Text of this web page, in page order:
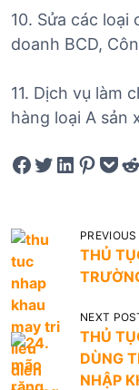
10. Sửa các
doanh BCD,
11. Dịch vụ làm
hàng loại A sản
Share on Facebook Tweet on Twitter Share on LinkedIn Pin on Pinterest Save to pocket Share on Reddit
Đ
i
ề
u
h
ư
THỦ
NEXT
THỦ
DÙNG
NHẬP